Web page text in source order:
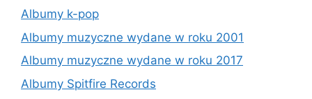
Albumy k-pop
Albumy muzyczne wydane w roku 2001
Albumy muzyczne wydane w roku 2017
Albumy Spitfire Records